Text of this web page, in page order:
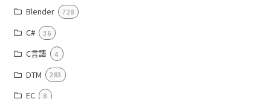
Blender 728
C# 36
C言語 4
DTM 283
EC 8